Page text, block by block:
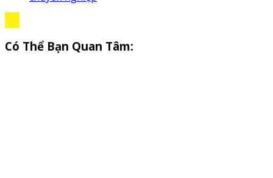
Có Thể Bạn Quan Tâm: